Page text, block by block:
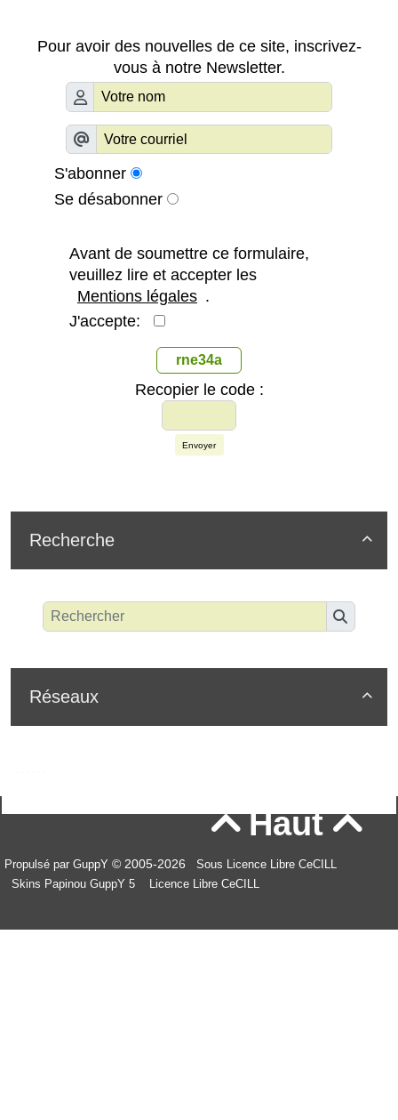
Pour avoir des nouvelles de ce site, inscrivez-
vous à notre Newsletter.
S'abonner
Se désabonner
Avant de soumettre ce formulaire,
veuillez lire et accepter les
Mentions légales .
J'accepte:
rne34a
Recopier le code :
Envoyer

Recherche

Réseaux
Haut
Propulsé par GuppY © 2005-2026
Sous Licence Libre CeCILL
Skins Papinou GuppY 5
Licence Libre CeCILL